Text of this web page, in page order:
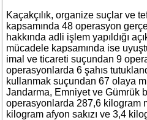
Kaçakçılık, organize suçlar ve
kapsamında 48 operasyon
hakkında adli işlem yapıldığı
mücadele kapsamında ise
imal ve ticareti suçundan 9
operasyonlarda 6 şahıs
kullanmak suçundan 67 olaya
Jandarma, Emniyet ve Gümrük
operasyonlarda 287,6 kilogram
kilogram afyon sakızı ve 3,4